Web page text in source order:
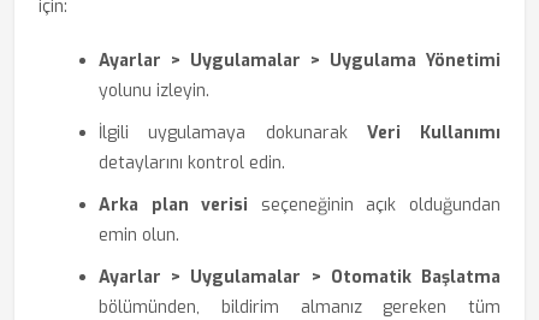
için:
Ayarlar > Uygulamalar > Uygulama Yönetimi
yolunu izleyin.
İlgili uygulamaya dokunarak Veri Kullanımı
detaylarını kontrol edin.
Arka plan verisi seçeneğinin açık olduğundan
emin olun.
Ayarlar > Uygulamalar > Otomatik Başlatma
bölümünden, bildirim almanız gereken tüm